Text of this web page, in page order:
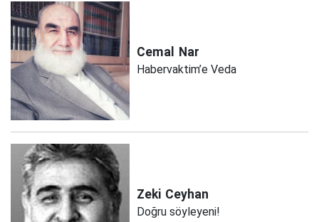
Cemal Nar
Habervaktim’e Veda
Zeki Ceyhan
Doğru söyleyeni!